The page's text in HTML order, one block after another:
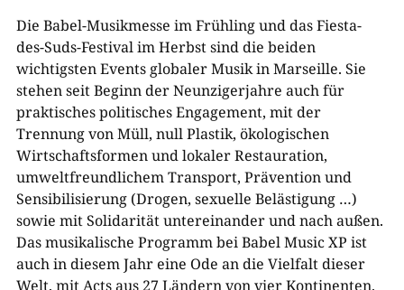
Die Babel-Musikmesse im Frühling und das Fiesta-
des-Suds-Festival im Herbst sind die beiden
wichtigsten Events globaler Musik in Marseille. Sie
stehen seit Beginn der Neunzigerjahre auch für
praktisches politisches Engagement, mit der
Trennung von Müll, null Plastik, ökologischen
Wirtschaftsformen und lokaler Restauration,
umweltfreundlichem Transport, Prävention und
Sensibilisierung (Drogen, sexuelle Belästigung …)
sowie mit Solidarität untereinander und nach außen.
Das musikalische Programm bei Babel Music XP ist
auch in diesem Jahr eine Ode an die Vielfalt dieser
Welt, mit Acts aus 27 Ländern von vier Kontinenten.